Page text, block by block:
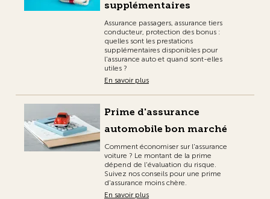
supplémentaires
Assurance passagers, assurance tiers
conducteur, protection des bonus :
quelles sont les prestations
supplémentaires disponibles pour
l'assurance auto et quand sont-elles
utiles ?
En savoir plus
Prime d'assurance
automobile bon marché
Comment économiser sur l'assurance
voiture ? Le montant de la prime
dépend de l'évaluation du risque.
Suivez nos conseils pour une prime
d'assurance moins chère.
En savoir plus